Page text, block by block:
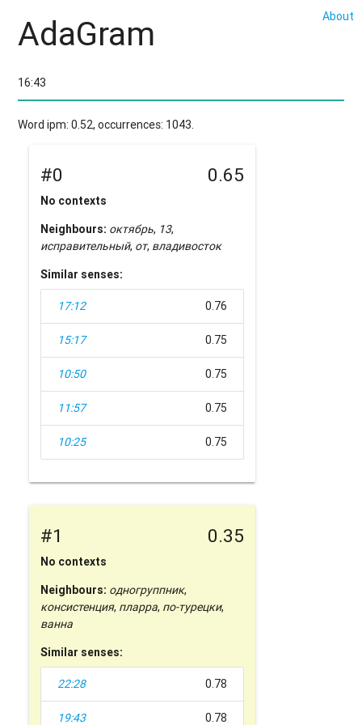
About
AdaGram
Word ipm: 0.52, occurrences: 1043.
#0 0.65
No contexts
Neighbours: октябрь, 13,
исправительный, от, владивосток
Similar senses:
17:12 0.76
15:17 0.75
10:50 0.75
11:57 0.75
10:25 0.75
#1 0.35
No contexts
Neighbours: одногруппник,
консистенция, пларра, по-турецки,
ванна
Similar senses:
22:28 0.78
19:43 0.78